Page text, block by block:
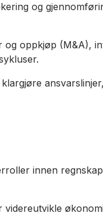
og
og oppkjøp (M&A),
innen
videreutvikle